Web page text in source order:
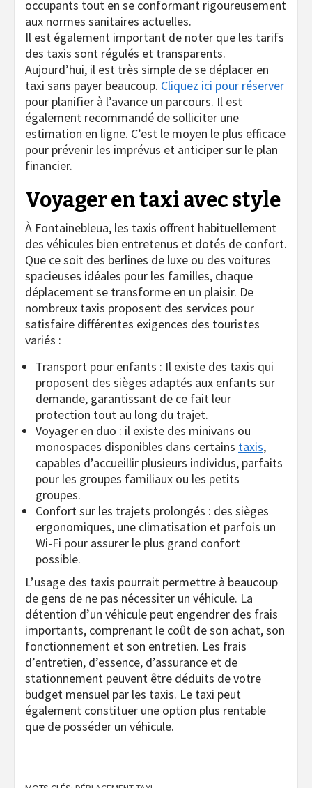
occupants tout en se conformant rigoureusement
aux normes sanitaires actuelles.
Il est également important de noter que les tarifs
des taxis sont régulés et transparents.
Aujourd’hui, il est très simple de se déplacer en
taxi sans payer beaucoup. Cliquez ici pour réserver
pour planifier à l’avance un parcours. Il est
également recommandé de solliciter une
estimation en ligne. C’est le moyen le plus efficace
pour prévenir les imprévus et anticiper sur le plan
financier.
Voyager en taxi avec style
À Fontainebleua, les taxis offrent habituellement
des véhicules bien entretenus et dotés de confort.
Que ce soit des berlines de luxe ou des voitures
spacieuses idéales pour les familles, chaque
déplacement se transforme en un plaisir. De
nombreux taxis proposent des services pour
satisfaire différentes exigences des touristes
variés :
Transport pour enfants : Il existe des taxis qui
proposent des sièges adaptés aux enfants sur
demande, garantissant de ce fait leur
protection tout au long du trajet.
Voyager en duo : il existe des minivans ou
monospaces disponibles dans certains taxis,
capables d’accueillir plusieurs individus, parfaits
pour les groupes familiaux ou les petits
groupes.
Confort sur les trajets prolongés : des sièges
ergonomiques, une climatisation et parfois un
Wi-Fi pour assurer le plus grand confort
possible.
L’usage des taxis pourrait permettre à beaucoup
de gens de ne pas nécessiter un véhicule. La
détention d’un véhicule peut engendrer des frais
importants, comprenant le coût de son achat, son
fonctionnement et son entretien. Les frais
d’entretien, d’essence, d’assurance et de
stationnement peuvent être déduits de votre
budget mensuel par les taxis. Le taxi peut
également constituer une option plus rentable
que de posséder un véhicule.